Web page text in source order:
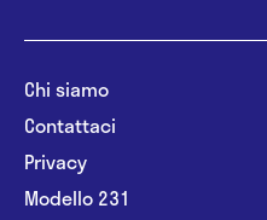
Chi siamo
Contattaci
Privacy
Modello 231